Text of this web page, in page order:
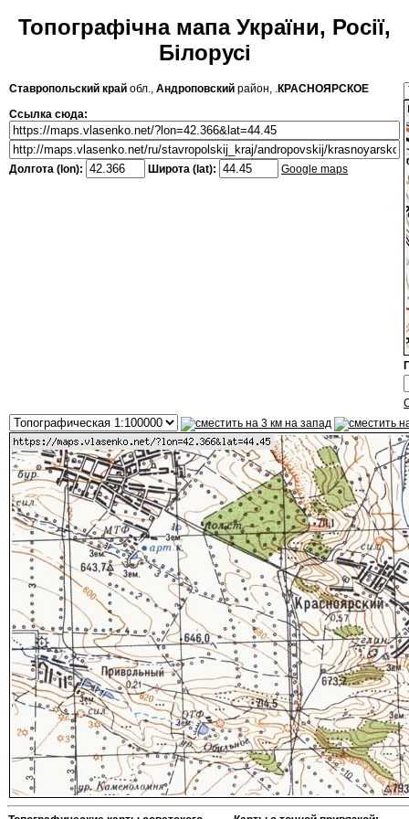
Топографічна мапа України, Росії,
Білорусі
Ставропольский край обл., Андроповский район, .КРАСНОЯРСКОЕ
Ссылка сюда:
Долгота (lon): Широта (lat): Google maps